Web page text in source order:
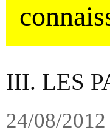
III. LES
24/08/2012